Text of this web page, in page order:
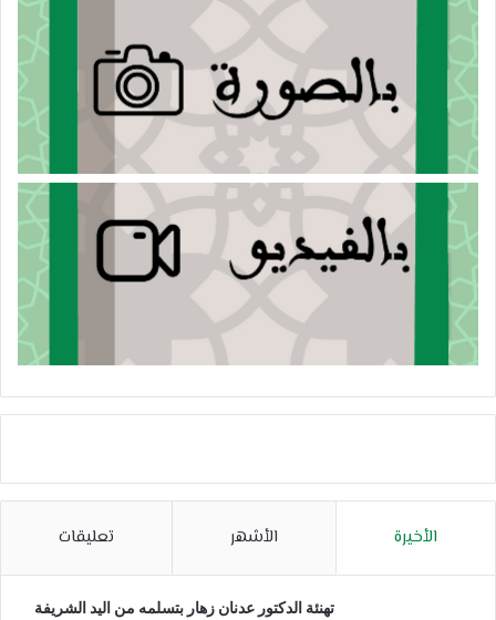
الأخيرة الأشهر تعليقات
تهنئة الدكتور عدنان زهار بتسلمه من اليد الشريفة